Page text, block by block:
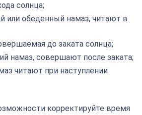
солнца;
или обеденный намаз, читают в
до заката солнца;
намаз, совершают после заката;
читают при наступлении
корректируйте время